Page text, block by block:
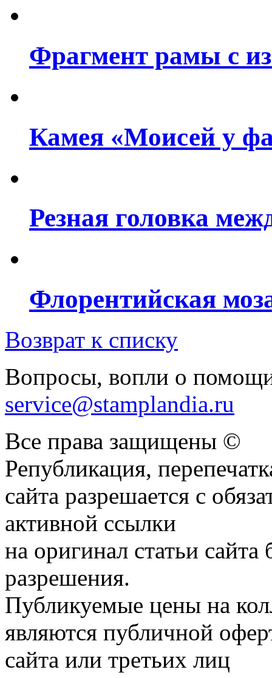
Фрагмент рамы с
Камея «Моисей у
Резная головка
Флорентийская
Возврат к списку
Вопросы, вопли о
service@stamplandia.ru
Все права защищены ©
Републикация,
сайта разрешается с
активной ссылки
на оригинал статьи сайта
разрешения.
Публикуемые цены на
являются публичной
сайта или третьих лиц